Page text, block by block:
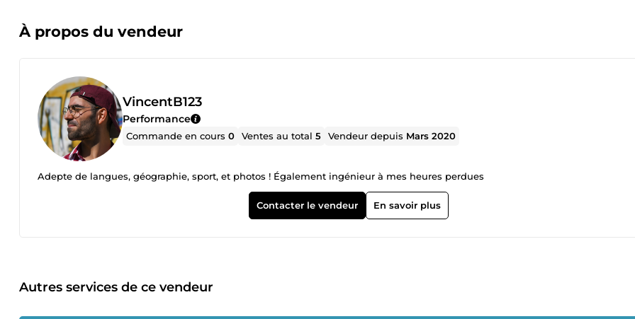
À propos du vendeur
VincentB123
Performance
Commande en cours0 Ventes au total5 Vendeur depuis Mars 2020
Adepte de langues, géographie, sport, et photos ! Également ingénieur à mes heures perdues
Contacter le vendeur En savoir plus
Autres services de ce vendeur